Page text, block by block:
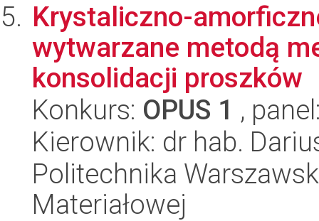
Krystaliczno-
wytwarzane metodą
konsolidacji proszków
Konkurs: OPUS 1 ,
Kierownik: dr hab.
Politechnika
Materiałowej